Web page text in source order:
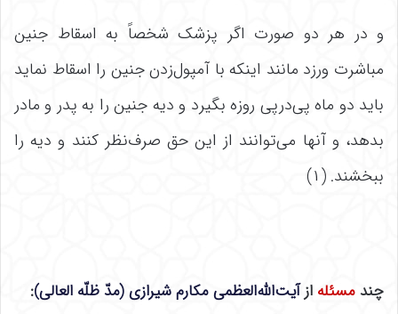
و در هر دو صورت اگر پزشک شخصاً به اسقاط جنین
مباشرت ورزد مانند اینکه با آمپول‌زدن جنین را اسقاط نماید
باید دو ماه پی‌درپی روزه بگیرد و دیه جنین را به پدر و مادر
بدهد، و آنها می‌توانند از این حق صرف‌نظر کنند و دیه را
ببخشند. (۱)
چند مسئله ازآیت‌الله‌العظمی مکارم شیرازی (مدّ ظلّه العالی):